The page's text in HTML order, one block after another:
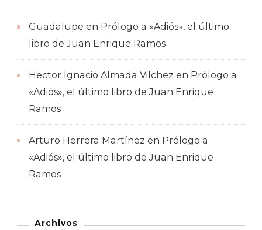
Guadalupe en Prólogo a «Adiós», el último
libro de Juan Enrique Ramos
Hector Ignacio Almada Vilchez en Prólogo a
«Adiós», el último libro de Juan Enrique
Ramos
Arturo Herrera Martínez en Prólogo a
«Adiós», el último libro de Juan Enrique
Ramos
Archivos